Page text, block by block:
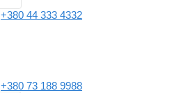
+380 44 333 4332
+380 73 188 9988